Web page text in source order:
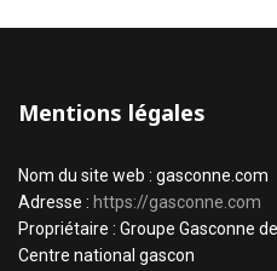
Mentions légales
Nom du site web : gasconne.com
Adresse : https://gasconne.com
Propriétaire : Groupe Gasconne
Centre national gascon